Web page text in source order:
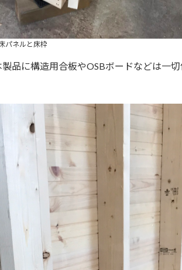
パネルと床枠
品に構造用合板やOSBボードなどは一